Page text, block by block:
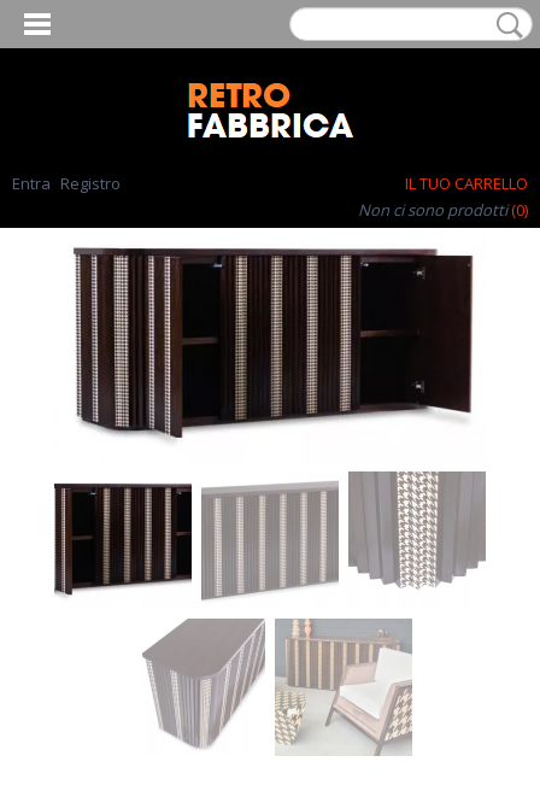
Entra Registro
IL TUO CARRELLO
Non ci sono prodotti(0)